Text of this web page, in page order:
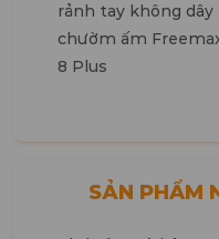
rảnh tay không dây
chườm ấm
8 Plus
SẢN PHẨM